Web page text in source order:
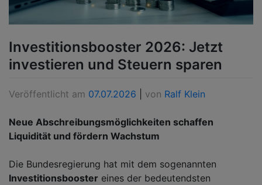
Investitionsbooster 2026: Jetzt
investieren und Steuern sparen
Veröffentlicht am 07.07.2026 von Ralf Klein
Neue Abschreibungsmöglichkeiten schaffen
Liquidität und fördern Wachstum
Die Bundesregierung hat mit dem sogenannten
Investitionsbooster eines der bedeutendsten